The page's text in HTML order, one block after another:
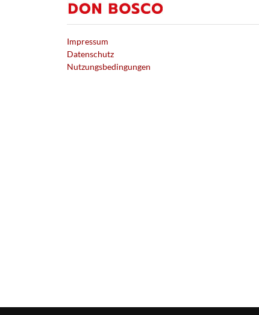
Impressum
Datenschutz
Nutzungsbedingungen